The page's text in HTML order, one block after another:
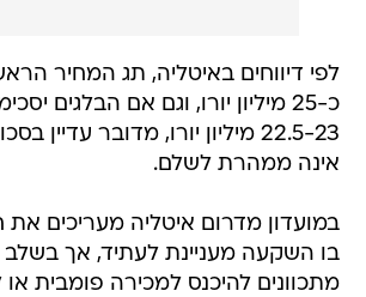
לפי דיווחים באיטליה, תג המחיר
כ-25 מיליון יורו, וגם אם הבלגים
22.5-23 מיליון יורו, מדובר עדיין
אינה ממהרת לשלם.
במועדון מדרום איטליה מעריכים את
בו השקעה מעניינת לעתיד, אך בשלב
מתכוונים להיכנס למכירה פומבית